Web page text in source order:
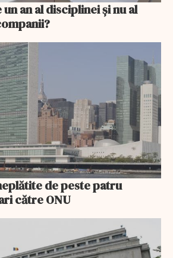
an al disciplinei și nu al
de peste patru
către ONU